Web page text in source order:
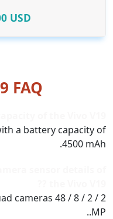
USD
FAQ
a battery capacity of
4500 mAh.
cameras 48 / 8 / 2 / 2
MP..